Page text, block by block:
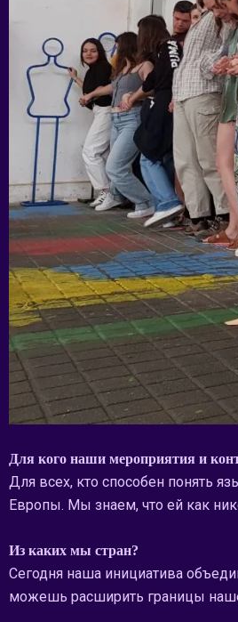
Для кого наши мероприятия и
Для всех, кто способен понять
Европы. Мы знаем, что ей как
Из каких мы стран?
Сегодня наша инициатива
можешь расширить границы